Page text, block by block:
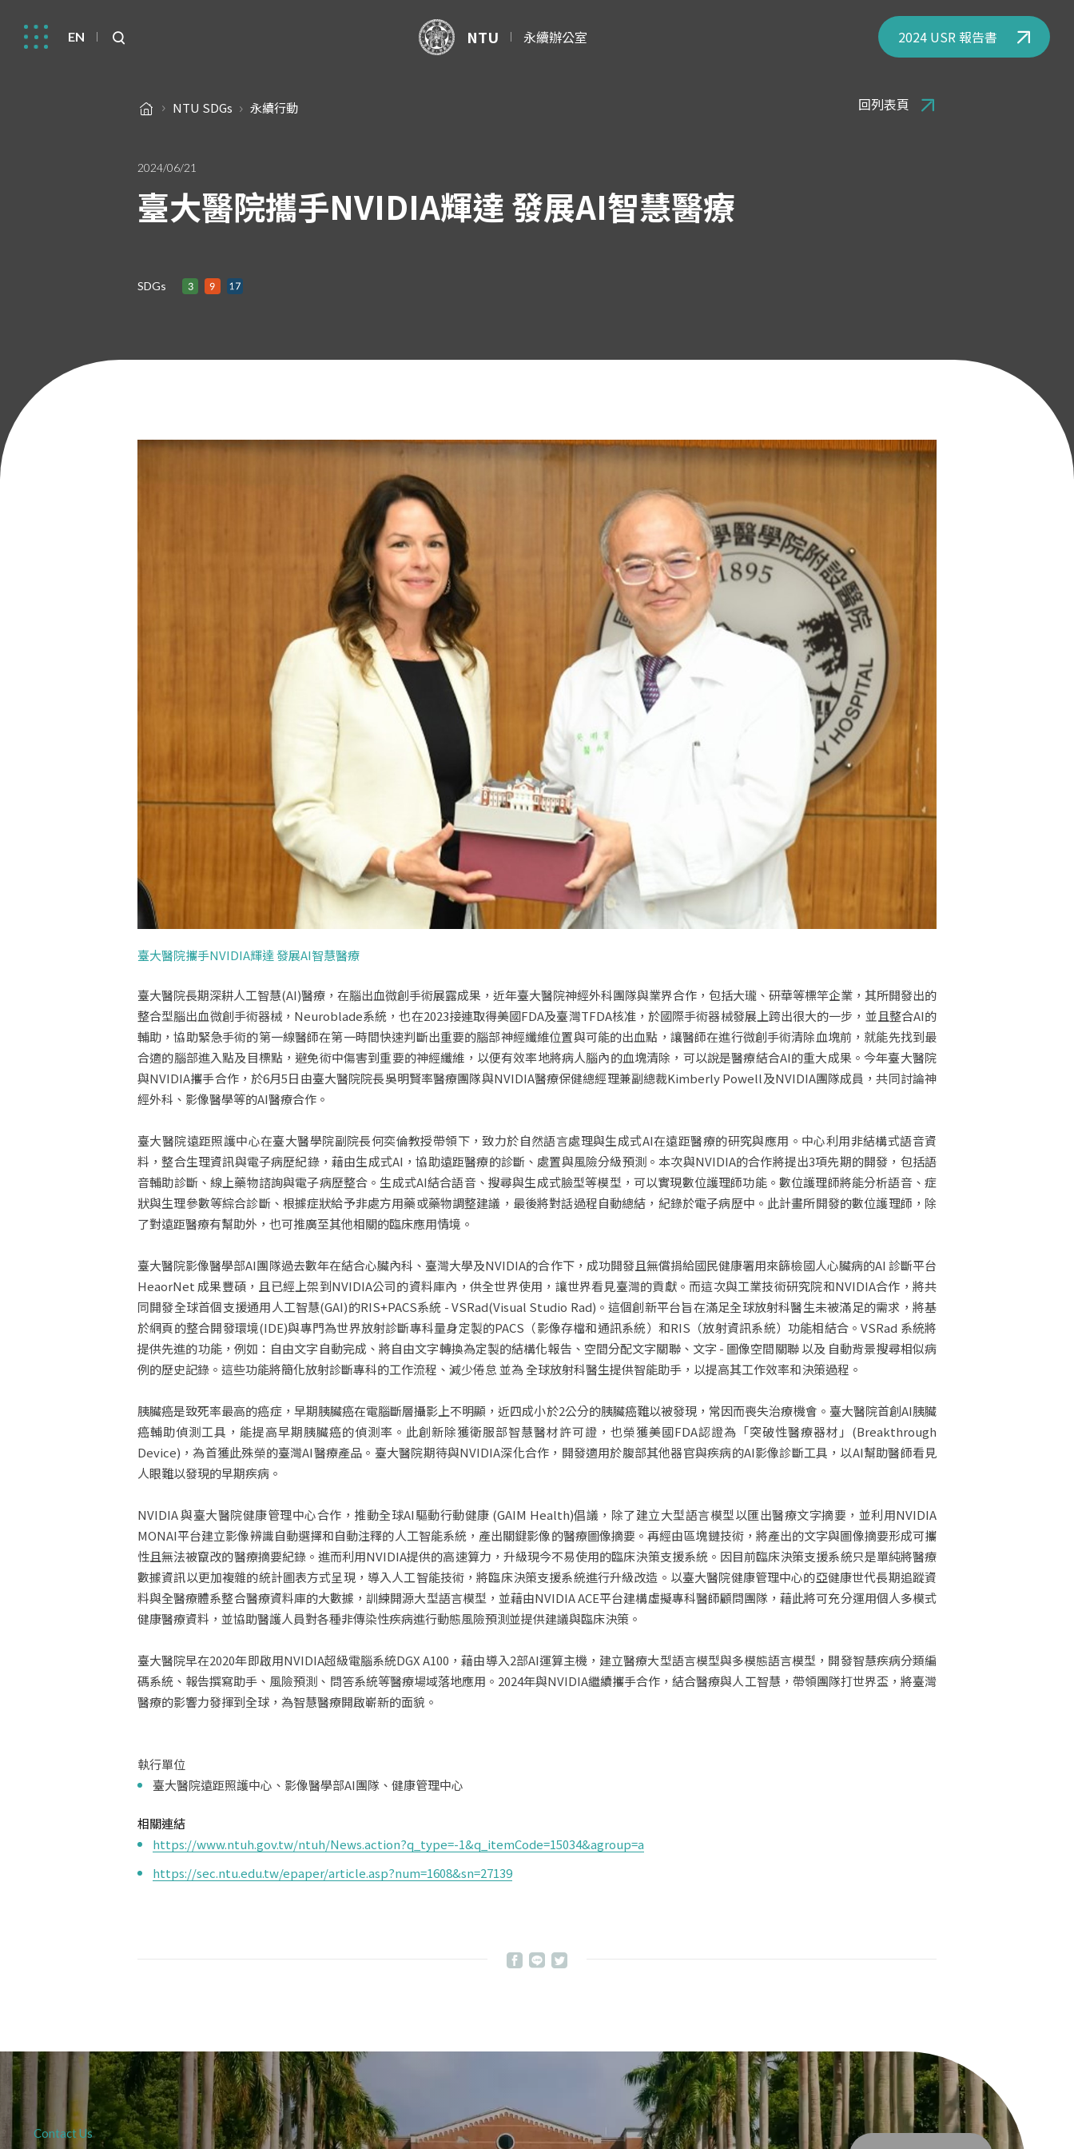
EN NTU 永續辦公室 2024 USR 報告書
NTU SDGs 永續行動 回列表頁
2024/06/21
臺大醫院攜手NVIDIA輝達 發展AI智慧醫療
SDGs
臺大醫院攜手NVIDIA輝達 發展AI智慧醫療
臺大醫院長期深耕人工智慧(AI)醫療，在腦出血微創手術展露成果，近年臺大醫院神經外科團隊與業界合作，包括大瓏、研華等標竿企業，其所開發出的
整合型腦出血微創手術器械，Neuroblade系統，也在2023接連取得美國FDA及臺灣TFDA核准，於國際手術器械發展上跨出很大的一步，並且整合AI的
輔助，協助緊急手術的第一線醫師在第一時間快速判斷出重要的腦部神經纖維位置與可能的出血點，讓醫師在進行微創手術清除血塊前，就能先找到最
合適的腦部進入點及目標點，避免術中傷害到重要的神經纖維，以便有效率地將病人腦內的血塊清除，可以說是醫療結合AI的重大成果。今年臺大醫院
與NVIDIA攜手合作，於6月5日由臺大醫院院長吳明賢率醫療團隊與NVIDIA醫療保健總經理兼副總裁Kimberly Powell及NVIDIA團隊成員，共同討論神
經外科、影像醫學等的AI醫療合作。
臺大醫院遠距照護中心在臺大醫學院副院長何奕倫教授帶領下，致力於自然語言處理與生成式AI在遠距醫療的研究與應用。中心利用非結構式語音資
料，整合生理資訊與電子病歷紀錄，藉由生成式AI，協助遠距醫療的診斷、處置與風險分級預測。本次與NVIDIA的合作將提出3項先期的開發，包括語
音輔助診斷、線上藥物諮詢與電子病歷整合。生成式AI結合語音、搜尋與生成式臉型等模型，可以實現數位護理師功能。數位護理師將能分析語音、症
狀與生理參數等綜合診斷、根據症狀給予非處方用藥或藥物調整建議，最後將對話過程自動總結，紀錄於電子病歷中。此計畫所開發的數位護理師，除
了對遠距醫療有幫助外，也可推廣至其他相關的臨床應用情境。
臺大醫院影像醫學部AI團隊過去數年在結合心臟內科、臺灣大學及NVIDIA的合作下，成功開發且無償捐給國民健康署用來篩檢國人心臟病的AI 診斷平台
HeaorNet 成果豐碩，且已經上架到NVIDIA公司的資料庫內，供全世界使用，讓世界看見臺灣的貢獻。而這次與工業技術研究院和NVIDIA合作，將共
同開發全球首個支援通用人工智慧(GAI)的RIS+PACS系統 - VSRad(Visual Studio Rad)。這個創新平台旨在滿足全球放射科醫生未被滿足的需求，將基
於網頁的整合開發環境(IDE)與專門為世界放射診斷專科量身定製的PACS（影像存檔和通訊系統）和RIS（放射資訊系統）功能相結合。VSRad 系統將
提供先進的功能，例如：自由文字自動完成、將自由文字轉換為定製的結構化報告、空間分配文字關聯、文字 - 圖像空間關聯 以及 自動背景搜尋相似病
例的歷史記錄。這些功能將簡化放射診斷專科的工作流程、減少倦怠 並為 全球放射科醫生提供智能助手，以提高其工作效率和決策過程。
胰臟癌是致死率最高的癌症，早期胰臟癌在電腦斷層攝影上不明顯，近四成小於2公分的胰臟癌難以被發現，常因而喪失治療機會。臺大醫院首創AI胰臟
癌輔助偵測工具，能提高早期胰臟癌的偵測率。此創新除獲衛服部智慧醫材許可證，也榮獲美國FDA認證為「突破性醫療器材」(Breakthrough
Device)，為首獲此殊榮的臺灣AI醫療產品。臺大醫院期待與NVIDIA深化合作，開發適用於腹部其他器官與疾病的AI影像診斷工具，以AI幫助醫師看見
人眼難以發現的早期疾病。
NVIDIA 與臺大醫院健康管理中心合作，推動全球AI驅動行動健康 (GAIM Health)倡議，除了建立大型語言模型以匯出醫療文字摘要，並利用NVIDIA
MONAI平台建立影像辨識自動選擇和自動注釋的人工智能系統，產出關鍵影像的醫療圖像摘要。再經由區塊鏈技術，將產出的文字與圖像摘要形成可攜
性且無法被竄改的醫療摘要紀錄。進而利用NVIDIA提供的高速算力，升級現今不易使用的臨床決策支援系統。因目前臨床決策支援系統只是單純將醫療
數據資訊以更加複雜的統計圖表方式呈現，導入人工智能技術，將臨床決策支援系統進行升級改造。以臺大醫院健康管理中心的亞健康世代長期追蹤資
料與全醫療體系整合醫療資料庫的大數據，訓練開源大型語言模型，並藉由NVIDIA ACE平台建構虛擬專科醫師顧問團隊，藉此將可充分運用個人多模式
健康醫療資料，並協助醫護人員對各種非傳染性疾病進行動態風險預測並提供建議與臨床決策。
臺大醫院早在2020年即啟用NVIDIA超級電腦系統DGX A100，藉由導入2部AI運算主機，建立醫療大型語言模型與多模態語言模型，開發智慧疾病分類編
碼系統、報告撰寫助手、風險預測、問答系統等醫療場域落地應用。2024年與NVIDIA繼續攜手合作，結合醫療與人工智慧，帶領團隊打世界盃，將臺灣
醫療的影響力發揮到全球，為智慧醫療開啟嶄新的面貌。
執行單位
臺大醫院遠距照護中心、影像醫學部AI團隊、健康管理中心
相關連結
https://www.ntuh.gov.tw/ntuh/News.action?q_type=-1&q_itemCode=15034&agroup=a
https://sec.ntu.edu.tw/epaper/article.asp?num=1608&sn=27139
Contact Us